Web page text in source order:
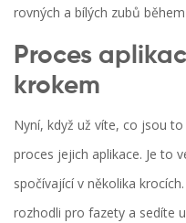
rovných a bílých zubů
Proces
krokem
Nyní, když už víte, co jsou
proces jejich aplikace. Je to
spočívající v několika
rozhodli pro fazety a sedíte